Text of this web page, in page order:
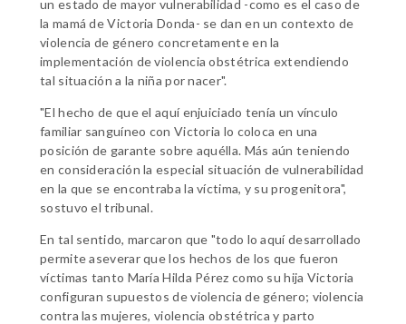
un estado de mayor vulnerabilidad -como es el caso de
la mamá de Victoria Donda- se dan en un contexto de
violencia de género concretamente en la
implementación de violencia obstétrica extendiendo
tal situación a la niña por nacer".
"El hecho de que el aquí enjuiciado tenía un vínculo
familiar sanguíneo con Victoria lo coloca en una
posición de garante sobre aquélla. Más aún teniendo
en consideración la especial situación de vulnerabilidad
en la que se encontraba la víctima, y su progenitora",
sostuvo el tribunal.
En tal sentido, marcaron que "todo lo aquí desarrollado
permite aseverar que los hechos de los que fueron
víctimas tanto María Hilda Pérez como su hija Victoria
configuran supuestos de violencia de género; violencia
contra las mujeres, violencia obstétrica y parto